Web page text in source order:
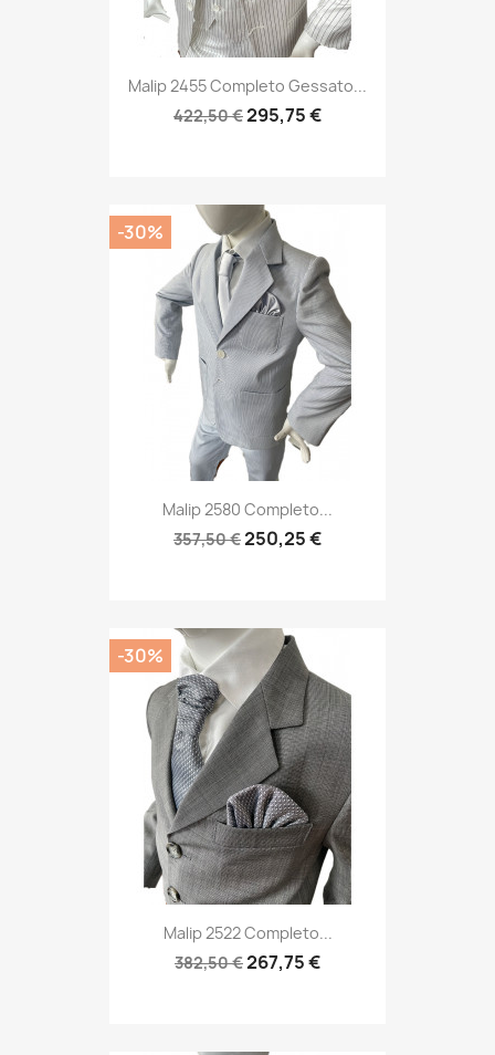
Malip 2455 Completo Gessato...
422,50 €295,75 €
Malip 2580 Completo...
357,50 €250,25 €
-30%
Malip 2522 Completo...
382,50 €267,75 €
-30%